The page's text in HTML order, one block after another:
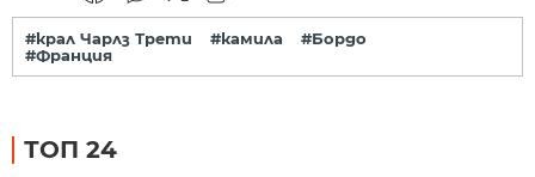
#крал Чарлз Трети #камила
#Бордо
#Франция
ТОП 24